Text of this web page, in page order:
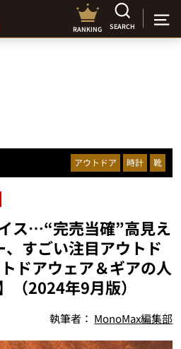
RANKING SEARCH
アウトドア 時計 靴
ス…“完売当確”高見え
すごい注目アウトド
ドアウェア＆ギアの人
（2024年9月版）
執筆者： MonoMax編集部